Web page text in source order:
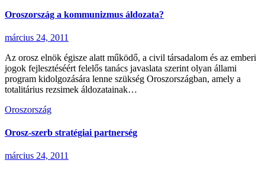
Oroszország a kommunizmus áldozata?
március 24, 2011
Az orosz elnök égisze alatt működő, a civil társadalom és az emberi
jogok fejlesztéséért felelős tanács javaslata szerint olyan állami
program kidolgozására lenne szükség Oroszországban, amely a
totalitárius rezsimek áldozatainak…
Oroszország
Orosz-szerb stratégiai partnerség
március 24, 2011